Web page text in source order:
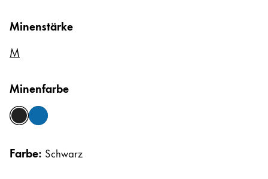
Inspiration
LAMY Community
Urban Sketchers
LAMY x Kunstpalast
Kreatives Schreiben
LAMY Stories
中文
New Zealand
English
English
Minenstärke
M
Minenfarbe
schwarz
blau
Farbe: Schwarz